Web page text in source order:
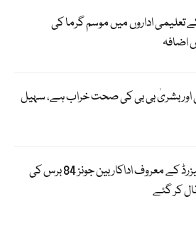
تعلیمی اداروں میں موسم گرما کی
اضافہ
اور بشریٰ بی بی کی صحت خراب ہے، سہیل
ڈیوکس آف ہیزرڈ کے معروف اداکار بین جونز 84 برس کی
کر گئے